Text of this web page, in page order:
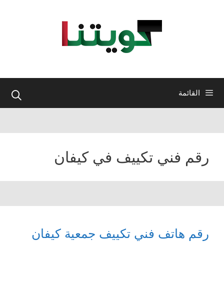
القائمة
رقم فني تكييف في كيفان
رقم هاتف فني تكييف جمعية كيفان